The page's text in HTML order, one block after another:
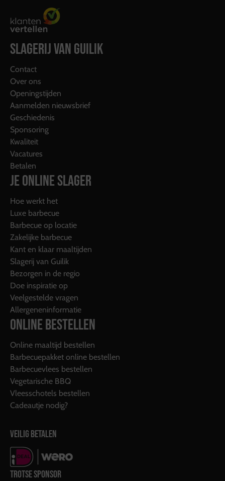
SLAGERIJ VAN GUILIK
Contact
Over ons
Openingstijden
Aanmelden nieuwsbrief
Geschiedenis
Sponsoring
Kwaliteit
Vacatures
Betalen
JE ONLINE SLAGER
Hoe werkt het
Luxe barbecue
Barbecue op locatie
Zakelijke barbecue
Kant en klaar maaltijden
Slagerij van Guilik
Bezorgen in de regio
Doe inspiratie op
Veelgestelde vragen
Allergeneninformatie
ONLINE BESTELLEN
Online maaltijd bestellen
Barbecuepakket online bestellen
Barbecuevlees bestellen
Vegetarische BBQ
Vleesschotels bestellen
Cadeautje nodig?
VEILIG BETALEN
TROTSE SPONSOR